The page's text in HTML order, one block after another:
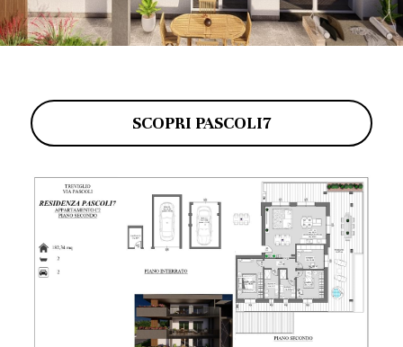
SCOPRI PASCOLI7